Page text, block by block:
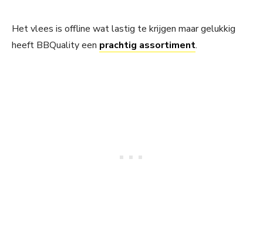
Het vlees is offline wat lastig te krijgen maar gelukkig
heeft BBQuality een prachtig assortiment.